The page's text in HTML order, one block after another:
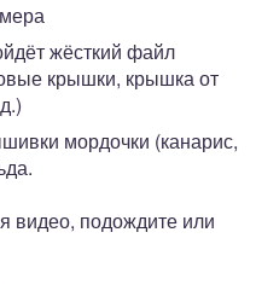
жёсткий файл
крышки, крышка от
мордочки (канарис,
видео, подождите или